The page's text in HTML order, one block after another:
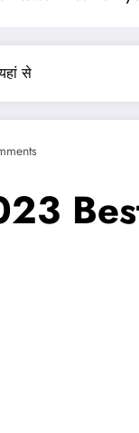
से
Best